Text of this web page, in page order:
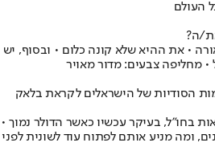
העולם
ה?
• את ההיא שלא קונה כלום • ובסוף, יש
מחליפה צבעים: מדור מאויר
הסודיות של הישראלים לקראת בלאק
בחו"ל, בעיקר עכשיו כאשר הדולר נמוך •
ומה מניע אותם לפתוח עוד לשונית לפני